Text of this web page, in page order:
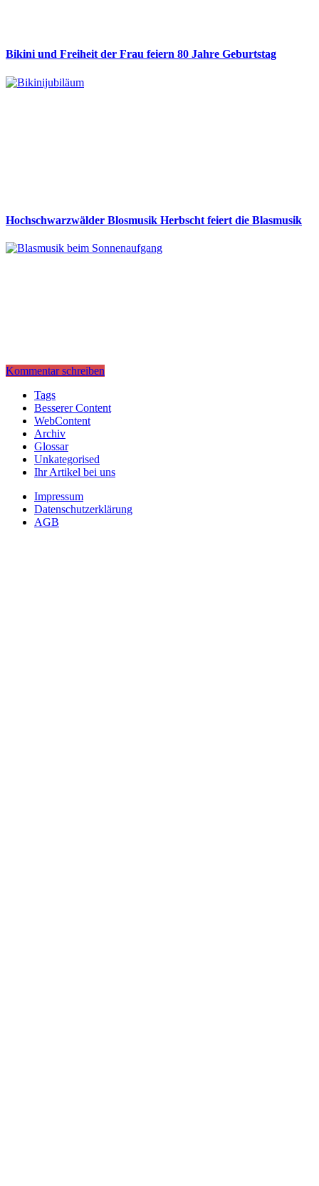
Bikini und Freiheit der Frau feiern 80 Jahre Geburtstag
Hochschwarzwälder Blosmusik Herbscht feiert die Blasmusik
Kommentar schreiben
Tags
Besserer Content
WebContent
Archiv
Glossar
Unkategorised
Ihr Artikel bei uns
Impressum
Datenschutzerklärung
AGB